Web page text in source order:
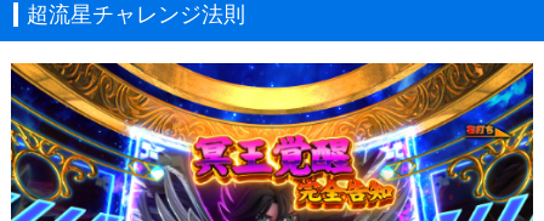
超流星チャレンジ法則